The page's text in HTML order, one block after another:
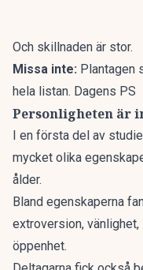
Och skillnaden är stor.
Missa inte: Plantagen
hela listan. Dagens PS
Personligheten är
I en första del av
mycket olika
ålder.
Bland egenskaperna
extroversion,
öppenhet.